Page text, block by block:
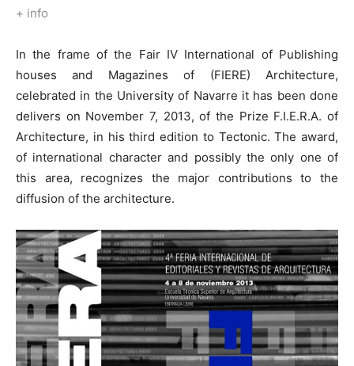
+ info
In the frame of the Fair IV International of Publishing
houses and Magazines of (FIERE) Architecture,
celebrated in the University of Navarre it has been done
delivers on November 7, 2013, of the Prize F.I.E.R.A. of
Architecture, in his third edition to Tectonic. The award,
of international character and possibly the only one of
this area, recognizes the major contributions to the
diffusion of the architecture.